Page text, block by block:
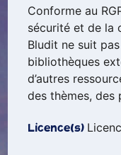
Conforme au
sécurité et de la
Bludit ne suit
bibliothèques
d’autres
des thèmes, des
Licence(s)